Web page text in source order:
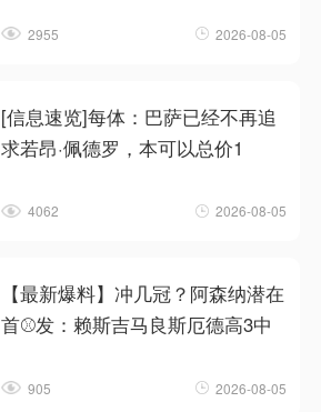
2955 2026-08-05
[信息速览]每体：巴萨已经不再追
求若昂·佩德罗，本可以总价1
4062 2026-08-05
【最新爆料】冲几冠？阿森纳潜在
首⚾发：赖斯吉马良斯厄德高3中
905 2026-08-05